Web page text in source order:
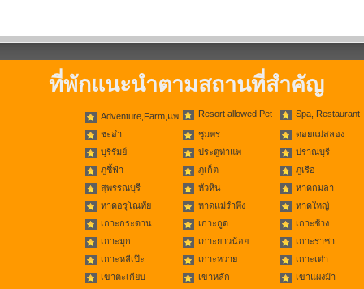
ที่พักแนะนำตามสถานที่สำคัญ
Adventure,Farm,แพ Resort allowed Pet Spa, Restaurant
ชะอำ ชุมพร
ดอยแม่สลอง
บุรีรัมย์
ประตูท่าแพ
ปราณบุรี
ภูชี้ฟ้า
ภูเก็ต
ภูเรือ
สุพรรณบุรี
หัวหิน
หาดกมลา
หาดอรุโณทัย
หาดแม่รำพึง
หาดใหญ่
เกาะกระดาน
เกาะกูด
เกาะช้าง
เกาะมุก
เกาะยาวน้อย
เกาะราชา
เกาะหลีเป๊ะ
เกาะหวาย
เกาะเต่า
เขาตะเกียบ
เขาหลัก
เขาแผงม้า